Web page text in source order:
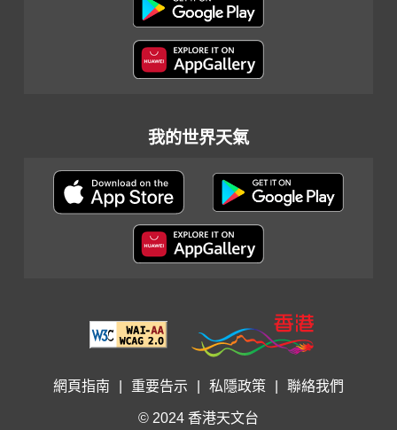
我的世界天氣
網頁指南 重要告示 私隱政策 聯絡我們
© 2024 香港天文台